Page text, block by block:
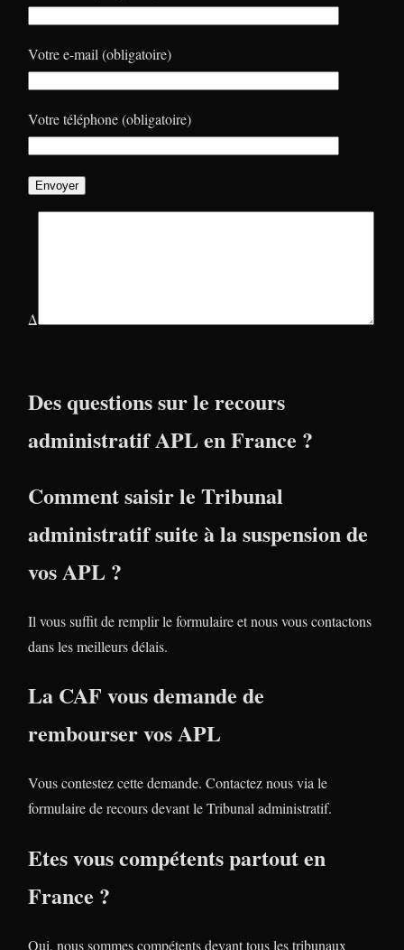
Votre e-mail (obligatoire)
Votre téléphone (obligatoire)
Δ
Des questions sur le recours
administratif APL en France ?
Comment saisir le Tribunal
administratif suite à la suspension de
vos APL ?
Il vous suffit de remplir le formulaire et nous vous contactons
dans les meilleurs délais.
La CAF vous demande de
rembourser vos APL
Vous contestez cette demande. Contactez nous via le
formulaire de recours devant le Tribunal administratif.
Etes vous compétents partout en
France ?
Oui, nous sommes compétents devant tous les tribunaux